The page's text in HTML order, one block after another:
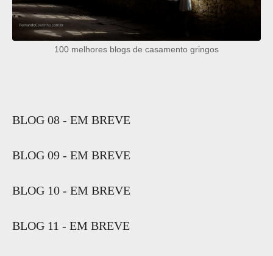
100 melhores blogs de casamento gringos
BLOG 08 - EM BREVE
BLOG 09 - EM BREVE
BLOG 10 - EM BREVE
BLOG 11 - EM BREVE